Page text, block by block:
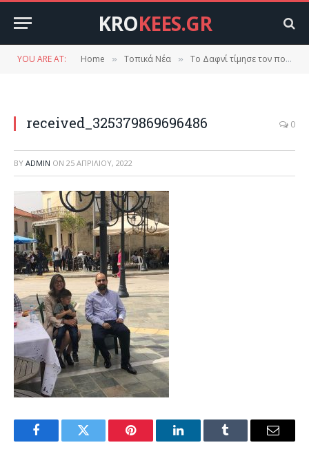
KROKEES.GR
YOU ARE AT: Home » Τοπικά Νέα » Το Δαφνί τίμησε τον πολιούχο του Άγιο Γεώργιο.
received_325379869696486 0
BY ADMIN ON 25 ΑΠΡΙΛΊΟΥ, 2022
FacebookTwitter Pinterest LinkedInTumblr Email